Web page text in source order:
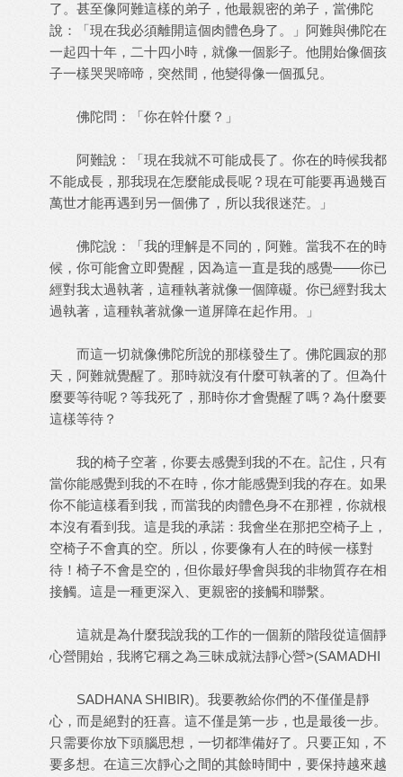
了。甚至像阿難這樣的弟子，他最親密的弟子，當佛陀
說：「現在我必須離開這個肉體色身了。」阿難與佛陀在
一起四十年，二十四小時，就像一個影子。他開始像個孩
子一樣哭哭啼啼，突然間，他變得像一個孤兒。
佛陀問：「你在幹什麼？」
阿難說：「現在我就不可能成長了。你在的時候我都
不能成長，那我現在怎麼能成長呢？現在可能要再過幾百
萬世才能再遇到另一個佛了，所以我很迷茫。」
佛陀說：「我的理解是不同的，阿難。當我不在的時
候，你可能會立即覺醒，因為這一直是我的感覺——你已
經對我太過執著，這種執著就像一個障礙。你已經對我太
過執著，這種執著就像一道屏障在起作用。」
而這一切就像佛陀所說的那樣發生了。佛陀圓寂的那
天，阿難就覺醒了。那時就沒有什麼可執著的了。但為什
麼要等待呢？等我死了，那時你才會覺醒了嗎？為什麼要
這樣等待？
我的椅子空著，你要去感覺到我的不在。記住，只有
當你能感覺到我的不在時，你才能感覺到我的存在。如果
你不能這樣看到我，而當我的肉體色身不在那裡，你就根
本沒有看到我。這是我的承諾：我會坐在那把空椅子上，
空椅子不會真的空。所以，你要像有人在的時候一樣對
待！椅子不會是空的，但你最好學會與我的非物質存在相
接觸。這是一種更深入、更親密的接觸和聯繫。
這就是為什麼我說我的工作的一個新的階段從這個靜
心營開始，我將它稱之為三昧成就法靜心營>(SAMADHI
SADHANA SHIBIR)。我要教給你們的不僅僅是靜
心，而是絕對的狂喜。這不僅是第一步，也是最後一步。
只需要你放下頭腦思想，一切都準備好了。只要正知，不
要多想。在這三次靜心之間的其餘時間中，要保持越來越